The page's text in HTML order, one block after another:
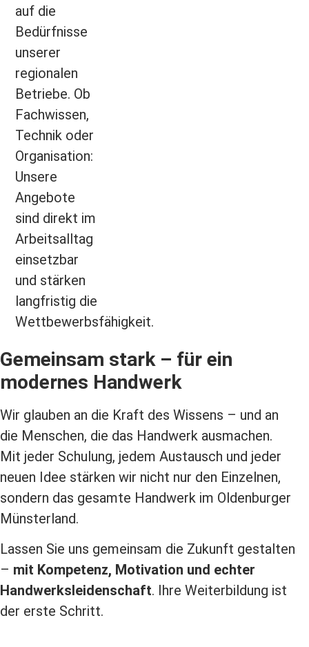
auf die
Bedürfnisse
unserer
regionalen
Betriebe. Ob
Fachwissen,
Technik oder
Organisation:
Unsere
Angebote
sind direkt im
Arbeitsalltag
einsetzbar
und stärken
langfristig die
Wettbewerbsfähigkeit.
Gemeinsam stark – für ein
modernes Handwerk
Wir glauben an die Kraft des Wissens – und an
die Menschen, die das Handwerk ausmachen.
Mit jeder Schulung, jedem Austausch und jeder
neuen Idee stärken wir nicht nur den Einzelnen,
sondern das gesamte Handwerk im Oldenburger
Münsterland.
Lassen Sie uns gemeinsam die Zukunft gestalten
– mit Kompetenz, Motivation und echter
Handwerksleidenschaft. Ihre Weiterbildung ist
der erste Schritt.